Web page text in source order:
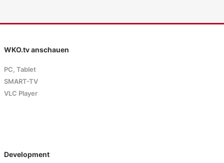
WKO.tv anschauen
PC, Tablet
SMART-TV
VLC Player
Development